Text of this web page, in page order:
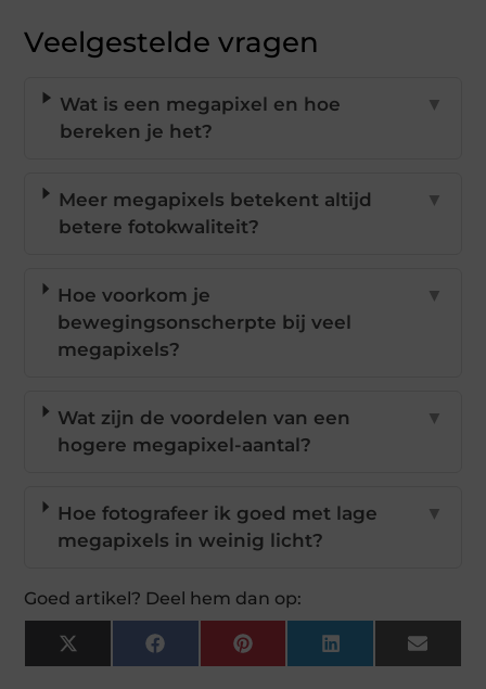
Veelgestelde vragen
Wat is een megapixel en hoe
bereken je het?
▼
Meer megapixels betekent altijd
betere fotokwaliteit?
▼
Hoe voorkom je
bewegingsonscherpte bij veel
megapixels?
▼
Wat zijn de voordelen van een
hogere megapixel-aantal?
▼
Hoe fotografeer ik goed met lage
megapixels in weinig licht?
▼
Goed artikel? Deel hem dan op:
X
(Twitter)
FacebookPinterestLinkedInEmail